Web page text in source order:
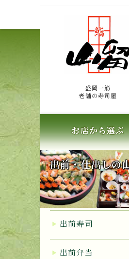
盛岡一筋
老舗の寿司屋
お店から選ぶ
出前・仕出しの
出前寿司
出前弁当